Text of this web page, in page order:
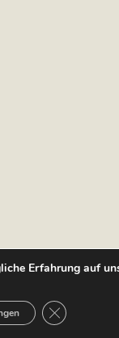
Erfahrung auf
GDPR